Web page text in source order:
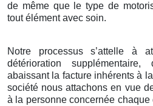
de même que le type de
tout élément avec soin.
Notre processus s’attelle à
détérioration
abaissant la facture inhérents à
société nous attachons en vue
à la personne concernée chaque